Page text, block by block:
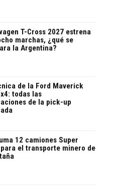
T-Cross 2027 estrena
marchas, ¿qué se
la Argentina?
de la Ford Maverick
todas las
de la pick-up
12 camiones Super
para el transporte minero de